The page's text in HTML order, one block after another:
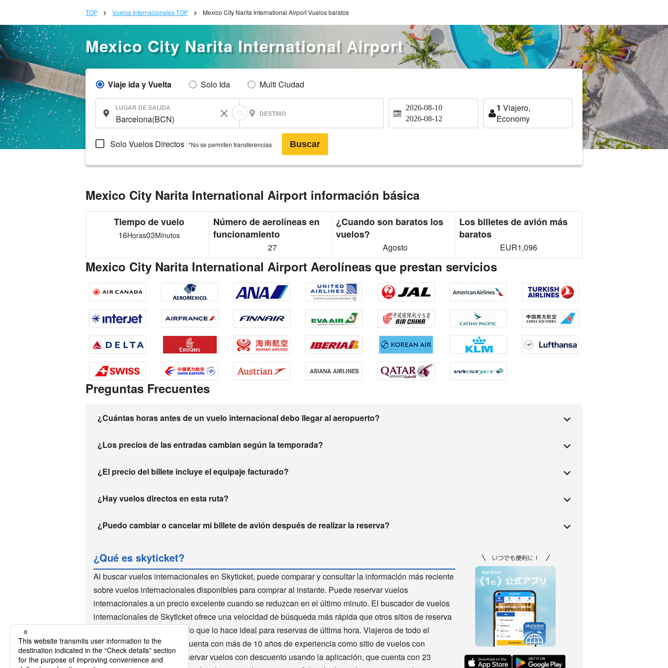
TOP Vuelos Internacionales TOP Mexico City Narita International Airport Vuelos baratos
Mexico City Narita International Airport
Viaje ida y Vuelta Solo Ida Multi Ciudad
LUGAR DE SALIDA
DESTINO
2026-08-10
2026-08-12
1 Viajero,
Economy
Solo Vuelos Directos *No se permiten transferencias Buscar
Mexico City Narita International Airport información básica
Tiempo de vuelo
16Horas03Minutos
Número de aerolíneas en
funcionamiento
27
¿Cuando son baratos los
vuelos?
Agosto
Los billetes de avión más
baratos
EUR1,096
Mexico City Narita International Airport Aerolíneas que prestan servicios
Preguntas Frecuentes
¿Cuántas horas antes de un vuelo internacional debo llegar al aeropuerto?
¿Los precios de las entradas cambian según la temporada?
¿El precio del billete incluye el equipaje facturado?
¿Hay vuelos directos en esta ruta?
¿Puedo cambiar o cancelar mi billete de avión después de realizar la reserva?
¿Qué es skyticket?
Al buscar vuelos internacionales en Skyticket, puede comparar y consultar la información más reciente
sobre vuelos internacionales disponibles para comprar al instante. Puede reservar vuelos
internacionales a un precio excelente cuando se reduzcan en el último minuto. El buscador de vuelos
internacionales de Skyticket ofrece una velocidad de búsqueda más rápida que otros sitios de reserva
de vuelos internacionales, lo que lo hace ideal para reservas de última hora. Viajeros de todo el
mundo utilizan Skyticket. Cuenta con más de 10 años de experiencia como sitio de vuelos con
descuento. Es muy fácil reservar vuelos con descuento usando la aplicación, que cuenta con 23